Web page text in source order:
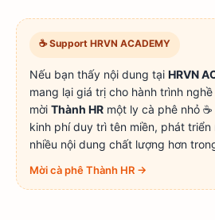
☕ Support HRVN ACADEMY
Nếu bạn thấy nội dung tại HRVN
mang lại giá trị cho hành trình
mời Thành HR một ly cà phê nhỏ
kinh phí duy trì tên miền, phát
nhiều nội dung chất lượng hơn
Mời cà phê Thành HR →